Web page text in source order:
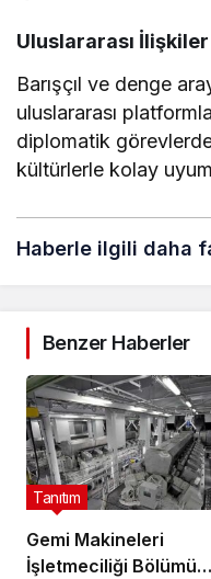
Uluslararası
Barışçıl ve denge
uluslararası
diplomatik
kültürlerle kolay
Haberle ilgili daha
Benzer Haberler
Gemi Makineleri
İşletmeciliği Bölümü
Tanıtım